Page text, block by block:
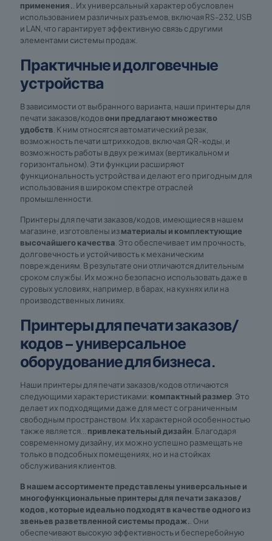
применения.. Их универсальный характер обусловлен
использованием различных разъемов, включая RS-232, USB
и LAN, что гарантирует эффективную связь с другими
элементами системы продаж.
Практичные и долговечные
устройства
В зависимости от выбранного варианта, наши принтеры для
печати заказов/кодовони предлагают множество
удобств. К ним относятся автоматический резак,
возможность печати штрихкодов, включая QR-коды, и
возможность работы в двух режимах (вертикальном и
горизонтальном). Эти функции расширяют
функциональность устройства и делают его пригодным для
использования в широком спектре отраслей
промышленности.
Принтеры для печати заказов/кодов, имеющиеся в нашем
магазине, изготовлены изматериалы и комплектующие
высочайшего качества. Это обеспечивает им прочность,
долговечность и устойчивость к механическим
повреждениям. В результате они отличаются длительным
сроком службы. Их можно безопасно использовать даже в
суровых условиях, например, в барах, на кухнях или на
производственных линиях.
Принтеры для печати заказов/
кодов – универсальное
оборудование для бизнеса.
Наши принтеры для печати заказов/кодов отличаются
следующими характеристиками: компактный размер. Это
делает их подходящими даже для мест с ограниченным
свободным пространством. Их характерной особенностью
также является... привлекательный дизайн. Благодаря
современному дизайну, их можно успешно размещать не
только в подсобных помещениях, но и на стойках
обслуживания клиентов.
В нашем ассортименте представлены универсальные и
многофункциональные принтеры для печати заказов/
кодов, которые идеально подходят в качестве одного из
звеньев разветвленной системы продаж.. Они
обеспечивают высокую эффективность и бесперебойную